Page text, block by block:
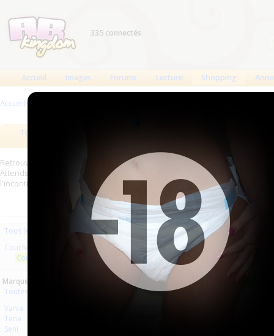
335 connectés
Accueil Images Forums Lecture Shopping
Accueil >
Tous les produits
Retrouverez sur cette page les meilleures couches (Tena, Abena,
Attends, Bambino...) et les meilleurs produits aussi bien pour les
l'incontinence.
Tous les produits
Couches à usage unique
Couches anatomiques
Marques :
Toutes les marques
Vania
Tena
Seni
Les plus récents Trier par nom
Aucun produit trouvé.